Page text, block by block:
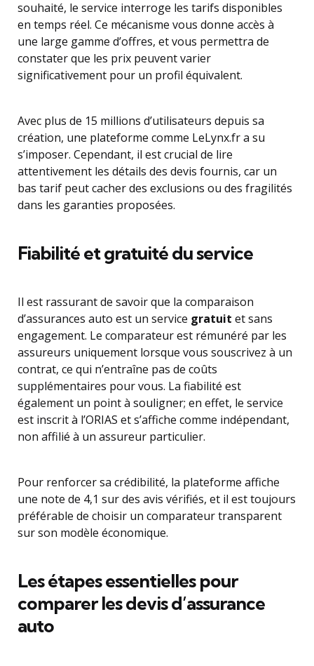
souhaité, le service interroge les tarifs disponibles
en temps réel. Ce mécanisme vous donne accès à
une large gamme d’offres, et vous permettra de
constater que les prix peuvent varier
significativement pour un profil équivalent.
Avec plus de 15 millions d’utilisateurs depuis sa
création, une plateforme comme LeLynx.fr a su
s’imposer. Cependant, il est crucial de lire
attentivement les détails des devis fournis, car un
bas tarif peut cacher des exclusions ou des fragilités
dans les garanties proposées.
Fiabilité et gratuité du service
Il est rassurant de savoir que la comparaison
d’assurances auto est un service gratuit et sans
engagement. Le comparateur est rémunéré par les
assureurs uniquement lorsque vous souscrivez à un
contrat, ce qui n’entraîne pas de coûts
supplémentaires pour vous. La fiabilité est
également un point à souligner; en effet, le service
est inscrit à l’ORIAS et s’affiche comme indépendant,
non affilié à un assureur particulier.
Pour renforcer sa crédibilité, la plateforme affiche
une note de 4,1 sur des avis vérifiés, et il est toujours
préférable de choisir un comparateur transparent
sur son modèle économique.
Les étapes essentielles pour
comparer les devis d’assurance
auto